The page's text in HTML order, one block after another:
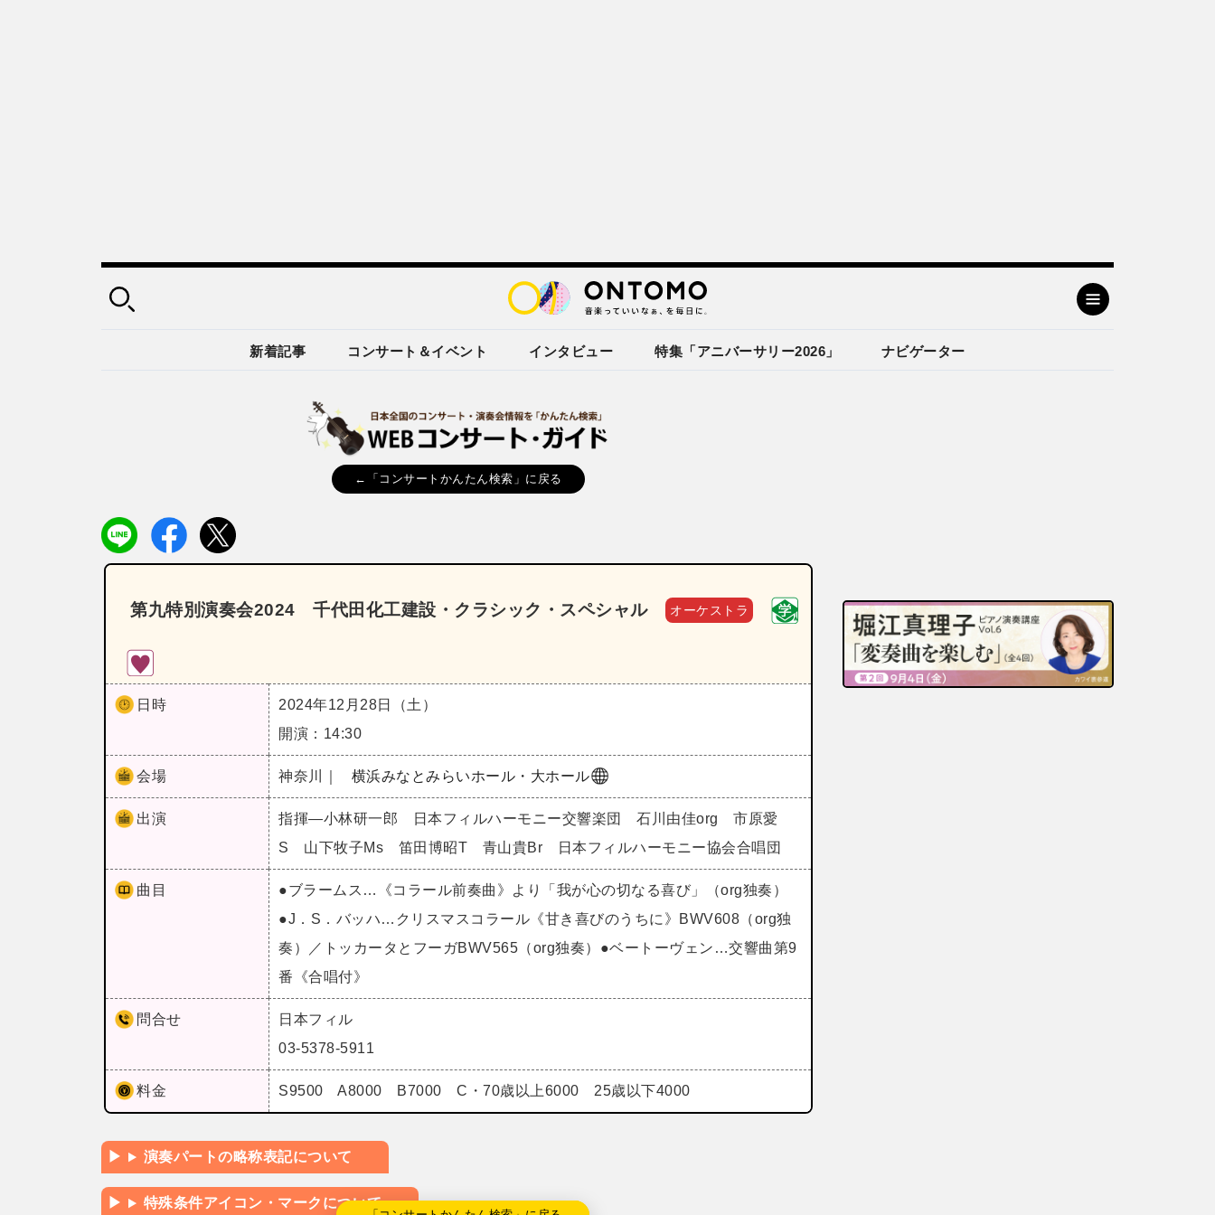
新着記事 コンサート＆イベント インタビュー 特集「アニバーサリー2026」 ナビゲーター
←「コンサートかんたん検索」に戻る
第九特別演奏会2024 千代田化工建設・クラシック・スペシャル オーケストラ
日時
2024年12月28日（土）
開演：14:30
会場 神奈川｜ 横浜みなとみらいホール・大ホール
出演
指揮―小林研一郎 日本フィルハーモニー交響楽団 石川由佳org 市原愛
S 山下牧子Ms 笛田博昭T 青山貴Br 日本フィルハーモニー協会合唱団
曲目
●ブラームス…《コラール前奏曲》より「我が心の切なる喜び」（org独奏）
●J．S．バッハ…クリスマスコラール《甘き喜びのうちに》BWV608（org独
奏）／トッカータとフーガBWV565（org独奏）●ベートーヴェン…交響曲第9
番《合唱付》
問合せ
日本フィル
03-5378-5911
料金 S9500 A8000 B7000 C・70歳以上6000 25歳以下4000
演奏パートの略称表記について
特殊条件アイコン・マークについて